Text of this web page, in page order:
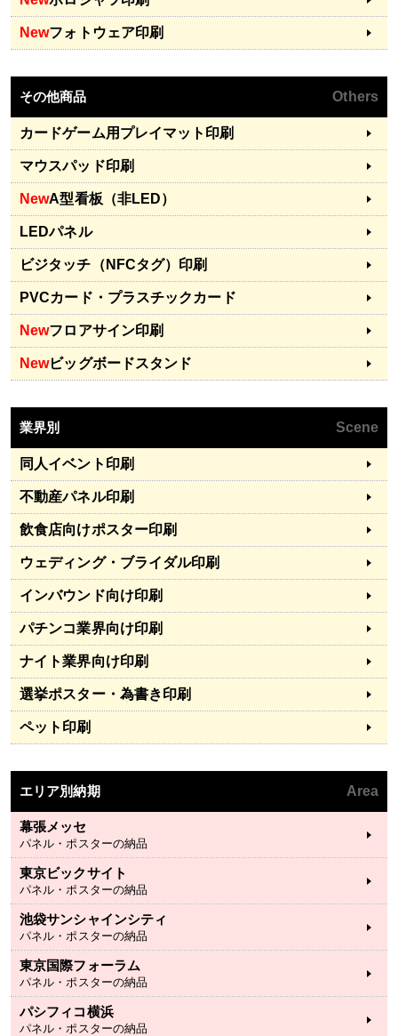
Newフォトウェア印刷
その他商品 Others
カードゲーム用プレイマット印刷
マウスパッド印刷
NewA型看板（非LED）
LEDパネル
ビジタッチ（NFCタグ）印刷
PVCカード・プラスチックカード
Newフロアサイン印刷
Newビッグボードスタンド
業界別 Scene
同人イベント印刷
不動産パネル印刷
飲食店向けポスター印刷
ウェディング・ブライダル印刷
インバウンド向け印刷
パチンコ業界向け印刷
ナイト業界向け印刷
選挙ポスター・為書き印刷
ペット印刷
エリア別納期 Area
幕張メッセ
パネル・ポスターの納品
東京ビックサイト
パネル・ポスターの納品
池袋サンシャインシティ
パネル・ポスターの納品
東京国際フォーラム
パネル・ポスターの納品
パシフィコ横浜
パネル・ポスターの納品